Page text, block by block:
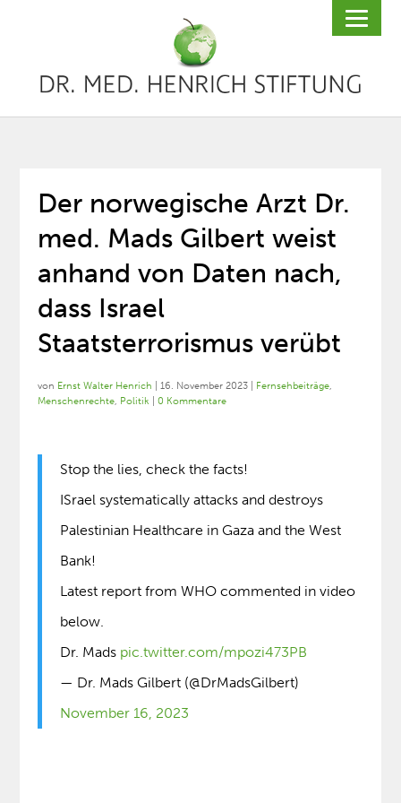
Der norwegische Arzt Dr.
med. Mads Gilbert weist
anhand von Daten nach,
dass Israel
Staatsterrorismus verübt
von Ernst Walter Henrich |16. November 2023 Fernsehbeiträge,
Menschenrechte, Politik |0 Kommentare
Stop the lies, check the facts!
ISrael systematically attacks and destroys
Palestinian Healthcare in Gaza and the West
Bank!
Latest report from WHO commented in video
below.
Dr. Mads pic.twitter.com/mpozi473PB
— Dr. Mads Gilbert (@DrMadsGilbert)
November 16, 2023